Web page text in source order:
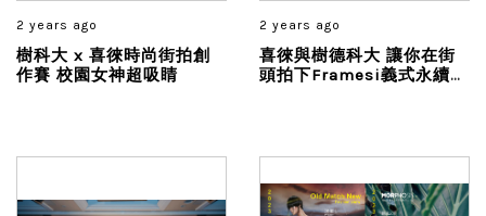
2 years ago
樹科大 x 喜徠時尚街拍創
作賽 校園女神超吸睛
2 years ago
喜徠與樹德科大 讓你在街
頭拍下Framesi義式永續媚